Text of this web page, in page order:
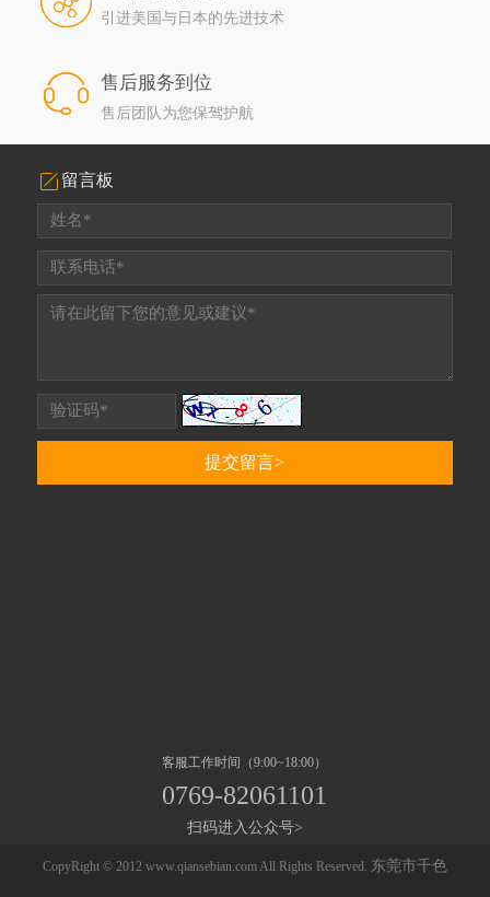
引进美国与日本的先进技术
售后服务到位
售后团队为您保驾护航
留言板
客服工作时间（9:00~18:00）
0769-82061101
扫码进入公众号>
CopyRight © 2012 www.qiansebian.com All Rights Reserved. 东莞市千色